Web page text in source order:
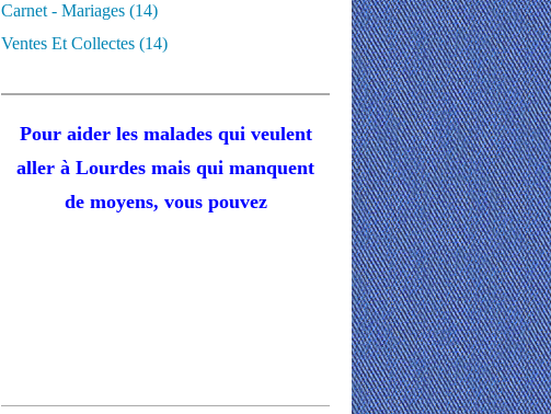
Carnet - Mariages (14)
Ventes Et Collectes (14)
Pour aider les malades qui veulent
aller à Lourdes mais qui manquent
de moyens, vous pouvez